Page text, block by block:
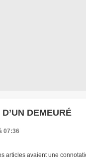
DEMEURÉ
07:36
articles avaient une